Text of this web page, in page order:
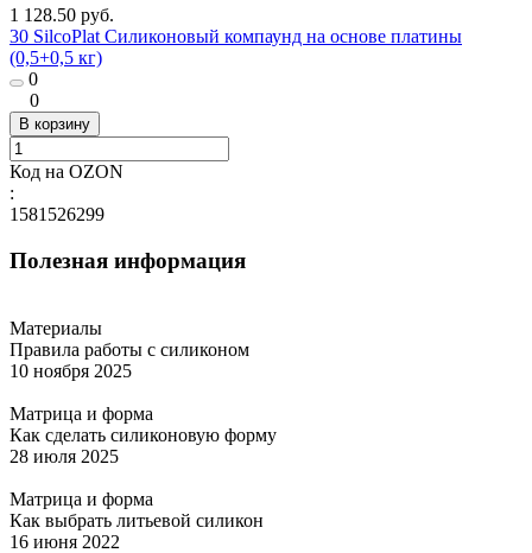
1 128.50 руб.
30 SilcoPlat Силиконовый компаунд на основе платины
(0,5+0,5 кг)
0
0
В корзину
Код на OZON
:
1581526299
Полезная информация
Материалы
Правила работы с силиконом
10 ноября 2025
Матрица и форма
Как сделать силиконовую форму
28 июля 2025
Матрица и форма
Как выбрать литьевой силикон
16 июня 2022